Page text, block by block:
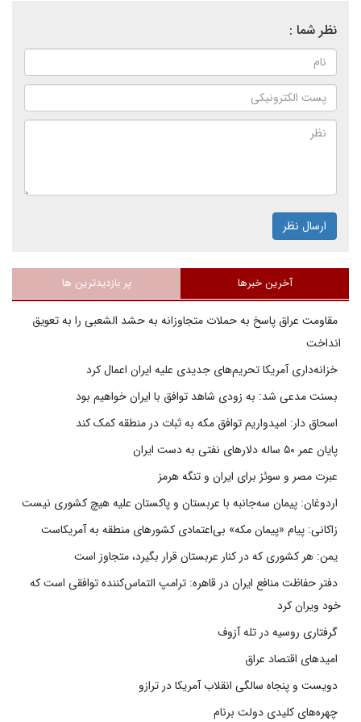
نظر شما :
ارسال نظر
آخرین خبرها پر بازدیدترین ها
مقاومت عراق پاسخ به حملات متجاوزانه به حشد الشعبی را به تعویق
انداخت
خزانه‌داری آمریکا تحریم‌های جدیدی علیه ایران اعمال کرد
بسنت مدعی شد: به زودی شاهد توافق با ایران خواهیم بود
اسحاق دار: امیدواریم توافق مکه به ثبات در منطقه کمک کند
پایان عمر ۵۰ ساله دلارهای نفتی به دست ایران
عبرت مصر و سوئز برای ایران و تنگه هرمز
اردوغان: پیمان سه‌جانبه با عربستان و پاکستان علیه هیچ کشوری نیست
زاکانی: پیام «پیمان مکه» بی‌اعتمادی کشورهای منطقه به آمریکاست
یمن: هر کشوری که در کنار عربستان قرار بگیرد، متجاوز است
دفتر حفاظت منافع ایران در قاهره: ترامپ التماس‌کننده توافقی است که
خود ویران کرد
گرفتاری روسیه در تله آزوف
امیدهای اقتصاد عراق
دویست و پنجاه سالگی انقلاب آمریکا در ترازو
چهره‌های کلیدی دولت برنام